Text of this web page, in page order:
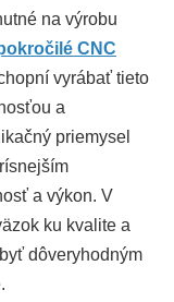
na výrobu
CNC
vyrábať tieto
a
priemysel
a výkon. V
ku kvalite a
dôveryhodným